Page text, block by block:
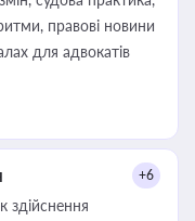
правові новини
для адвокатів
+6
здійснення